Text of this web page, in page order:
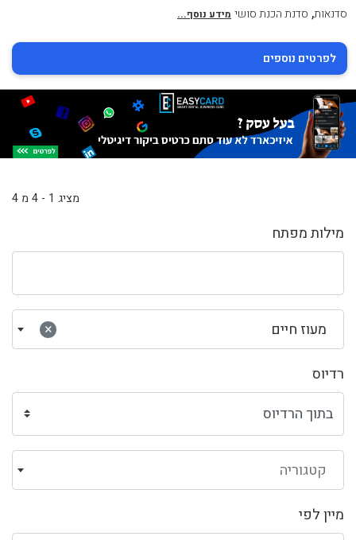
מילות מפתח
× מעוז חיים
רדיוס
קטגוריה
מיין לפי
סדנאות, סדנת הכנת סושי מידע נוסף...
לפרטים נוספים
מציג 1 - 4 מ 4